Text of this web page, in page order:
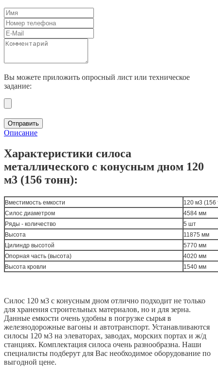
Вы можете приложить опросный лист или техническое
задание:
Отправить
Описание
Характеристики силоса
металлического с конусным дном 120
м3 (156 тонн):
Вместимость емкости
120 м3 (156
Силос диаметром
4584 мм
Ряды - количество
5 шт
Высота
11875 мм
Цилиндр высотой
5770 мм
Опорная часть (высота)
4020 мм
Высота кровли
1540 мм
Силос 120 м3 с конусным дном отлично подходит не только
для хранения строительных материалов, но и для зерна.
Данные емкости очень удобны в погрузке сырья в
железнодорожные вагоны и автотранспорт. Устанавливаются
силосы 120 м3 на элеваторах, заводах, морских портах и ж/д
станциях. Комплектация силоса очень разнообразна. Наши
специалисты подберут для Вас необходимое оборудование по
выгодной цене.